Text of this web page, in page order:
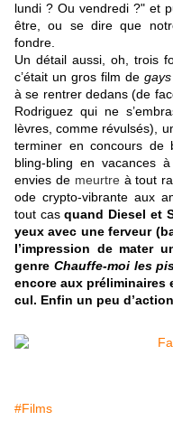
lundi ? Ou vendredi ?" et
être, ou se dire que
fondre.
Un détail aussi, oh, trois
c’était un gros film de gays
à se rentrer dedans (de
Rodriguez qui ne
lèvres, comme révulsés),
terminer en concours de
bling-bling en vacances
envies de meurtreà tout
ode crypto-vibrante aux
tout casquand Diesel et
yeux avec une ferveur
l’impression de mater
genre Chauffe-moi les
encore aux préliminaires
cul. Enfin un peu
#Films